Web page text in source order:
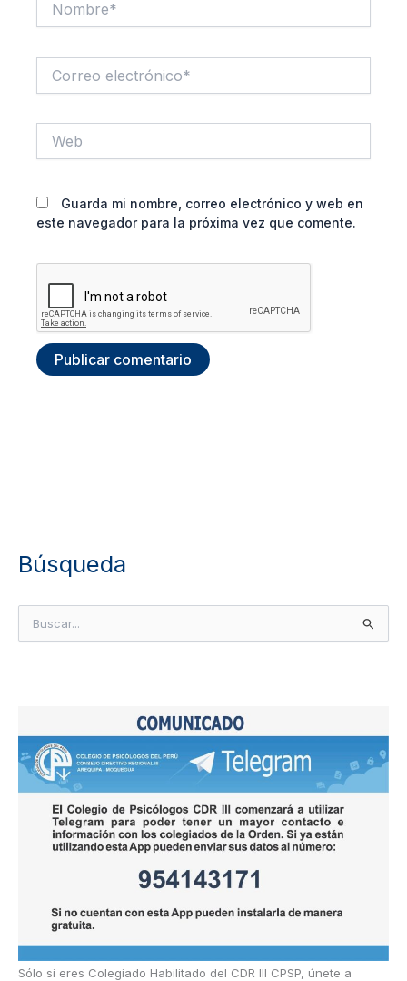
electrónico*
Guarda mi nombre, correo electrónico y web en
este navegador para la próxima vez que comente.
Búsqueda
u
p
o
r
Sólo si eres Colegiado Habilitado del CDR III CPSP, únete a